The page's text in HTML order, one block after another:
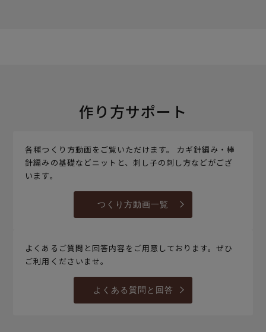
作り方サポート
各種つくり方動画をご覧いただけます。 カギ針編み・棒
針編みの基礎などニットと、刺し子の刺し方などがござ
います。
つくり方動画一覧
よくあるご質問と回答内容をご用意しております。ぜひ
ご利用くださいませ。
よくある質問と回答